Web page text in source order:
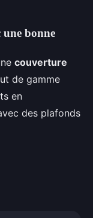
une bonne
couverture
de gamme
en
des plafonds